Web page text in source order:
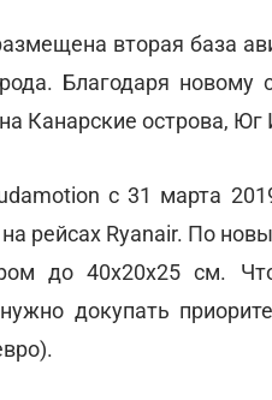
вторая база
Благодаря
Канарские острова,
с 31 марта
на рейсах Ryanair. По
до 40х20х25 см.
докупать